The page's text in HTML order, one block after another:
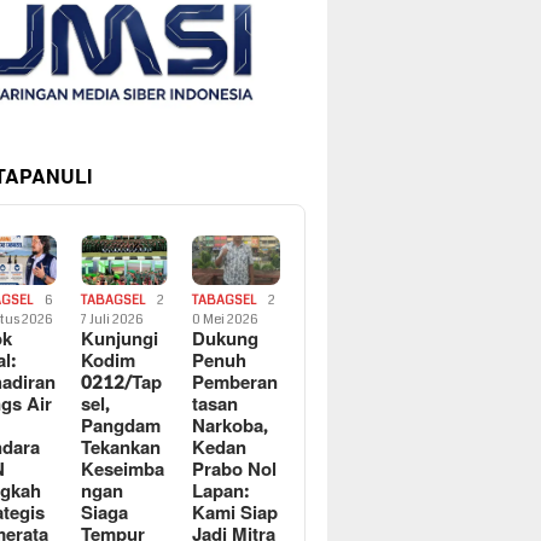
6
2026
Air
TABAGSEL
2
7 Juli 2026
Kunjungi
Kodim
0212/Tap
sel,
Pangdam
Tekankan
Keseimba
ngan
Siaga
TABAGSEL
2
0 Mei 2026
Dukung
Penuh
Pemberan
tasan
Narkoba,
Kedan
Prabo Nol
Lapan:
Kami Siap